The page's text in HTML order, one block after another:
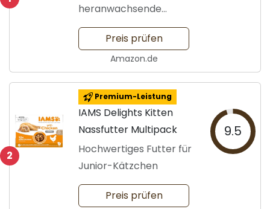
heranwachsende
Katzen von 2 bis 12
MonatenPreis prüfen
Amazon.de
2
Premium-Leistung
IAMS Delights Kitten
Nassfutter Multipack
Hochwertiges Futter für
Junior-Kätzchen
9.5
Preis prüfen